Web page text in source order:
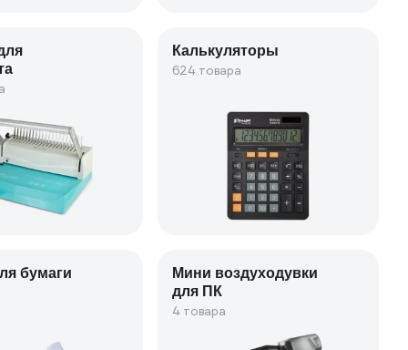
Калькуляторы
624 товара
бумаги
Мини воздуходувки
для ПК
4 товара